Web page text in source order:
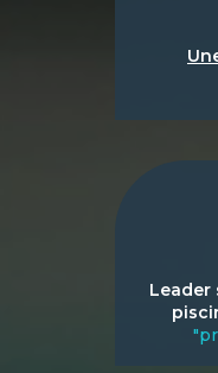
Leader